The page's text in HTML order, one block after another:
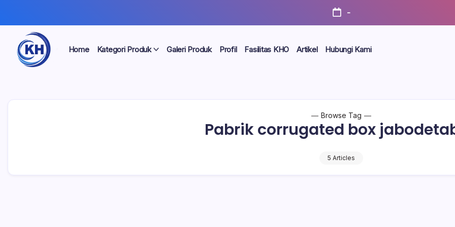
-
Home Kategori Produk Galeri Produk Profil Fasilitas KHO Artikel Hubungi Kami
Browse Tag
Pabrik corrugated box
5 Articles